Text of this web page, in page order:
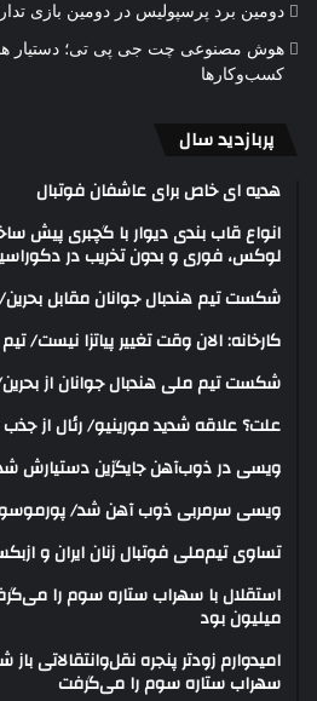
دومین برد پرسپولیس در دومین بازی
هوش مصنوعی چت جی پی تی؛ دستیار
کسب‌وکارها
پربازدید سال
هدیه ای خاص برای عاشفان فوتبال
انواع قاب بندی دیوار با گچبری پیش
لوکس، فوری و بدون تخریب در
شکست تیم هندبال جوانان مقابل
کارخانه: الان وقت تغییر پیاتزا نیست/
شکست تیم ملی هندبال جوانان از
علت؟ علاقه شدید مورینیو/ رئال از
ویسی در ذوب‌آهن جایگزین دستیارش
ویسی سرمربی ذوب آهن شد/ پورموسوی پس از ۳
تساوی تیم‌ملی فوتبال زنان ایران و
میلیون بود
امیدوارم زودتر پنجره نقل‌وانتقالاتی
سهراب ستاره سوم را می‌گرفت